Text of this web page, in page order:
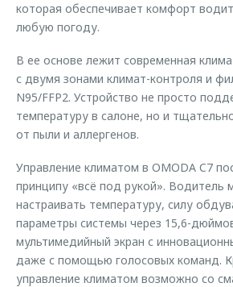
Калькулятор трейд-ин
Запчасти
которая обеспечивает комфорт
любую погоду.
В ее основе лежит современная
с двумя зонами климат-контроля и
N95/FFP2. Устройство не просто
температуру в салоне, но и
от пыли и аллергенов.
Управление климатом в OMODA C7
принципу «всё под рукой». Водитель
настраивать температуру, силу
параметры системы через 15,6-
мультимедийный экран с
даже с помощью голосовых команд.
управление климатом возможно со